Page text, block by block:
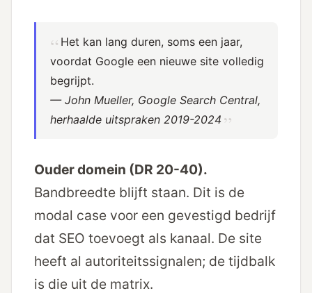
Het kan lang duren, soms een jaar,
voordat Google een nieuwe site volledig
begrijpt.
— John Mueller, Google Search Central,
herhaalde uitspraken 2019-2024
Ouder domein (DR 20-40).
Bandbreedte blijft staan. Dit is de
modal case voor een gevestigd bedrijf
dat SEO toevoegt als kanaal. De site
heeft al autoriteitssignalen; de tijdbalk
is die uit de matrix.